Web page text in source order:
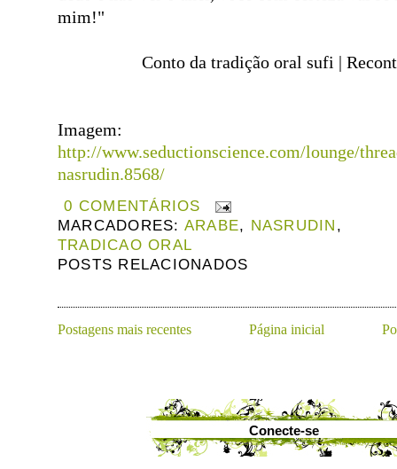
mim!"
Conto da tradição oral sufi |
Imagem:
http://www.seductionscience.com/lounge/
nasrudin.8568/
0 COMENTÁRIOS
MARCADORES: ARABE, NASRUDIN ,
TRADICAO ORAL
POSTS RELACIONADOS
Postagens mais recentes Página inicial
Conecte-se